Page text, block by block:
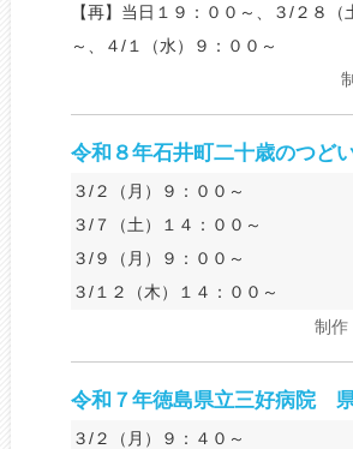
【再】当日１９：００～、３/２８（
～、４/１（水）９：００～
令和８年石井町二十歳のつど
３/２（月）９：００～
３/７（土）１４：００～
３/９（月）９：００～
３/１２（木）１４：００～
制作
令和７年徳島県立三好病院
３/２（月）９：４０～